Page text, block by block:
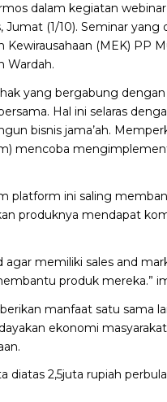
dalam kegiatan
(1/10). Seminar
(MEK) PP
Wardah.
yang bergabung
Hal ini selaras
bisnis jama’ah.
mencoba
platform ini saling
produknya mendapat
agar memiliki sales and
produk mereka.”
manfaat satu sama
ekonomi
diatas 2,5juta rupiah